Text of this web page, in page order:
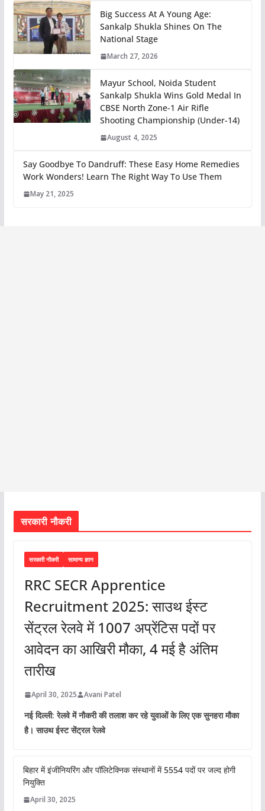
Big Success At A Young Age:
Sankalp Shukla Shines On The
National Stage
March 27, 2026
Mayur School, Noida Student
Sankalp Shukla Wins Gold Medal In
CBSE North Zone-1 Air Rifle
Shooting Championship (Under-14)
August 4, 2025
Say Goodbye To Dandruff: These Easy Home Remedies
Work Wonders! Learn The Right Way To Use Them
May 21, 2025
सरकारी नौकरी
सरकारी नौकरी सामान्य ज्ञान
RRC SECR Apprentice
Recruitment 2025: साउथ ईस्ट
सेंट्रल रेलवे में 1007 अप्रेंटिस पदों पर
आवेदन का आखिरी मौका, 4 मई है अंतिम
तारीख
April 30, 2025 Avani Patel
नई दिल्ली: रेलवे में नौकरी की तलाश कर रहे युवाओं के लिए एक सुनहरा मौका
है। साउथ ईस्ट सेंट्रल रेलवे
बिहार में इंजीनियरिंग और पॉलिटेक्निक संस्थानों में 5554 पदों पर जल्द होगी
नियुक्ति
April 30, 2025